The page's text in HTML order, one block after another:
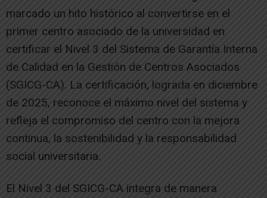
marcado un hito histórico al convertirse en el
primer centro asociado de la universidad en
certificar el Nivel 3 del Sistema de Garantía Interna
de Calidad en la Gestión de Centros Asociados
(SGICG-CA). La certificación, lograda en diciembre
de 2025, reconoce el máximo nivel del sistema y
refleja el compromiso del centro con la mejora
continua, la sostenibilidad y la responsabilidad
social universitaria.
El Nivel 3 del SGICG-CA integra de manera